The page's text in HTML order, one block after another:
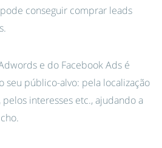
conseguir comprar leads
e do Facebook Ads é
seu público-alvo: pela localização
interesses etc., ajudando a